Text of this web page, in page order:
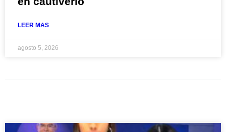
LEER MAS
agosto 5, 2026